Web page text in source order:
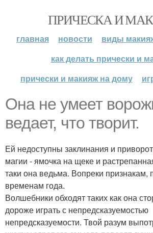
ПРИЧЕСКА И
главная новости
виды
как делать прически и
прически и макияж на дому
Она не умеет
ведает, что творит.
Ей недоступны заклинания и
магии - ямочка на щеке и
таки она ведьма. Вопреки признакам,
временам года.
Волшебники обходят таких как она
дороже играть с непредсказуемостью
непредсказуемости. Твой разум